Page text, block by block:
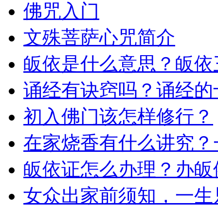
佛咒入门
文殊菩萨心咒简介
皈依是什么意思？皈
诵经有诀窍吗？诵经
初入佛门该怎样修行？
在家烧香有什么讲究
皈依证怎么办理？办
女众出家前须知，一